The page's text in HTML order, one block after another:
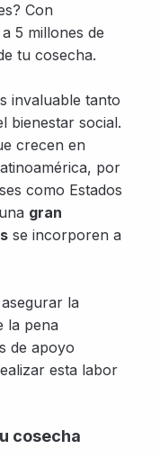
Con
5 millones de
tu cosecha.
invaluable tanto
bienestar social.
crecen en
por
como Estados
gran
se incorporen a
la
la pena
de apoyo
esta labor
cosecha